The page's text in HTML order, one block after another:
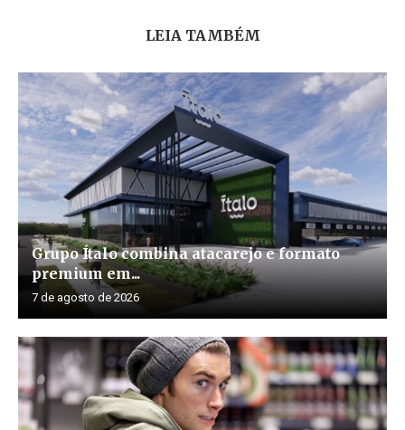
LEIA TAMBÉM
Grupo Ítalo combina atacarejo e formato
premium em...
7 de agosto de 2026